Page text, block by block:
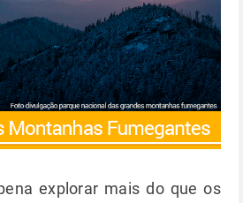
explorar mais do que os